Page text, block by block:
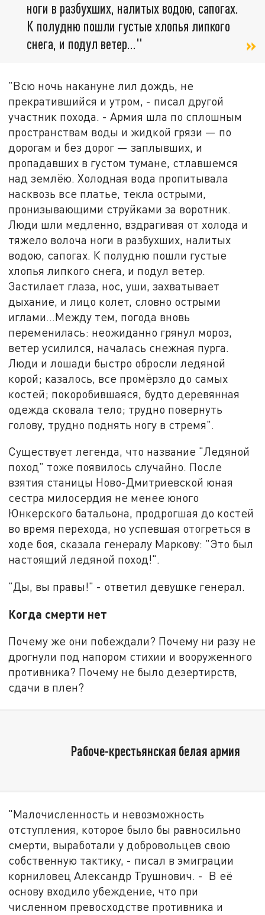
ноги в разбухших, налитых водою, сапогах.
К полудню пошли густые хлопья липкого
снега, и подул ветер…"
"Всю ночь накануне лил дождь, не
прекратившийся и утром, - писал другой
участник похода. - Армия шла по сплошным
пространствам воды и жидкой грязи — по
дорогам и без дорог — заплывших, и
пропадавших в густом тумане, стлавшемся
над землёю. Холодная вода пропитывала
насквозь все платье, текла острыми,
пронизывающими струйками за воротник.
Люди шли медленно, вздрагивая от холода и
тяжело волоча ноги в разбухших, налитых
водою, сапогах. К полудню пошли густые
хлопья липкого снега, и подул ветер.
Застилает глаза, нос, уши, захватывает
дыхание, и лицо колет, словно острыми
иглами…Между тем, погода вновь
переменилась: неожиданно грянул мороз,
ветер усилился, началась снежная пурга.
Люди и лошади быстро обросли ледяной
корой; казалось, все промёрзло до самых
костей; покоробившаяся, будто деревянная
одежда сковала тело; трудно повернуть
голову, трудно поднять ногу в стремя".
Существует легенда, что название "Ледяной
поход" тоже появилось случайно. После
взятия станицы Ново-Дмитриевской юная
сестра милосердия не менее юного
Юнкерского батальона, продрогшая до костей
во время перехода, но успевшая отогреться в
ходе боя, сказала генералу Маркову: "Это был
настоящий ледяной поход!".
"Ды, вы правы!" - ответил девушке генерал.
Когда смерти нет
Почему же они побеждали? Почему ни разу не
дрогнули под напором стихии и вооруженного
противника? Почему не было дезертирств,
сдачи в плен?
Рабоче-крестьянская белая армия
"Малочисленность и невозможность
отступления, которое было бы равносильно
смерти, выработали у добровольцев свою
собственную тактику, - писал в эмиграции
корниловец Александр Трушнович. - В её
основу входило убеждение, что при
численном превосходстве противника и